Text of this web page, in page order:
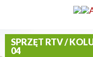
SPRZĘT RTV /
04